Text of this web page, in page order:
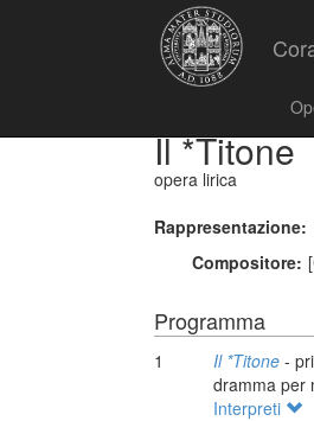
Il *Titone
opera lirica
Rappresentazione:
Compositore:
Programma
1 Il *Titone -
dramma per
Interpreti